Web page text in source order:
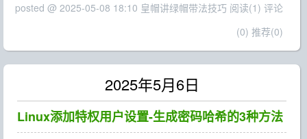
posted @ 2025-05-08 18:10 皇帽讲绿帽带法技巧 阅读(1) 评论
(0) 推荐(0)
2025年5月6日
Linux添加特权用户设置-生成密码哈希的3种方法